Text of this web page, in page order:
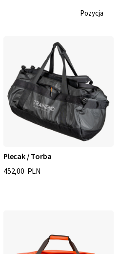
Plecak / Torba
452,00 PLN